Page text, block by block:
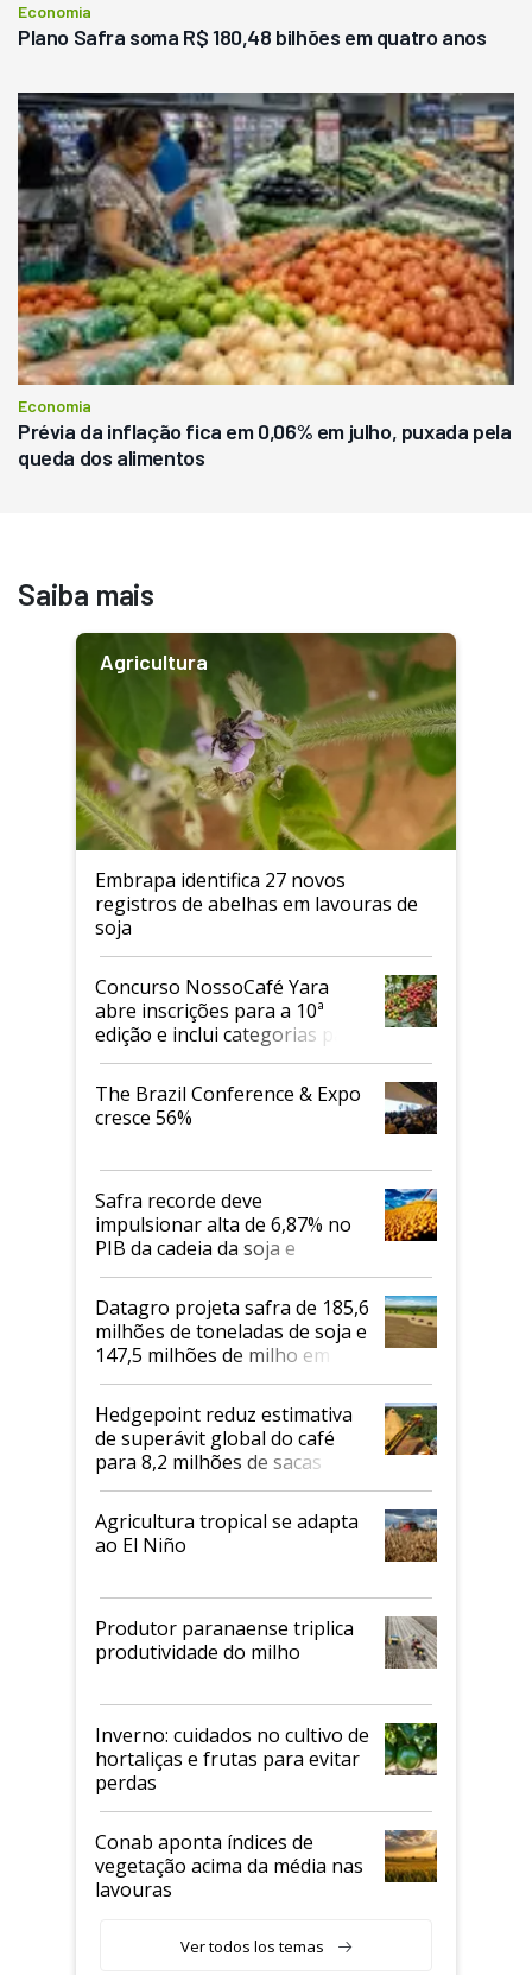
Economia
Plano Safra soma R$ 180,48 bilhões em quatro anos
Economia
Prévia da inflação fica em 0,06% em julho, puxada pela
queda dos alimentos
Saiba mais
Agricultura
Embrapa identifica 27 novos
registros de abelhas em lavouras de
soja
Concurso NossoCafé Yara
abre inscrições para a 10ª
edição e inclui categorias para
cafés Canephora
The Brazil Conference & Expo
cresce 56%
Safra recorde deve
impulsionar alta de 6,87% no
PIB da cadeia da soja e
biodiesel em 2026
Datagro projeta safra de 185,6
milhões de toneladas de soja e
147,5 milhões de milho em
2026/27
Hedgepoint reduz estimativa
de superávit global do café
para 8,2 milhões de sacas
Agricultura tropical se adapta
ao El Niño
Produtor paranaense triplica
produtividade do milho
Inverno: cuidados no cultivo de
hortaliças e frutas para evitar
perdas
Conab aponta índices de
vegetação acima da média nas
lavouras
Ver todos los temas